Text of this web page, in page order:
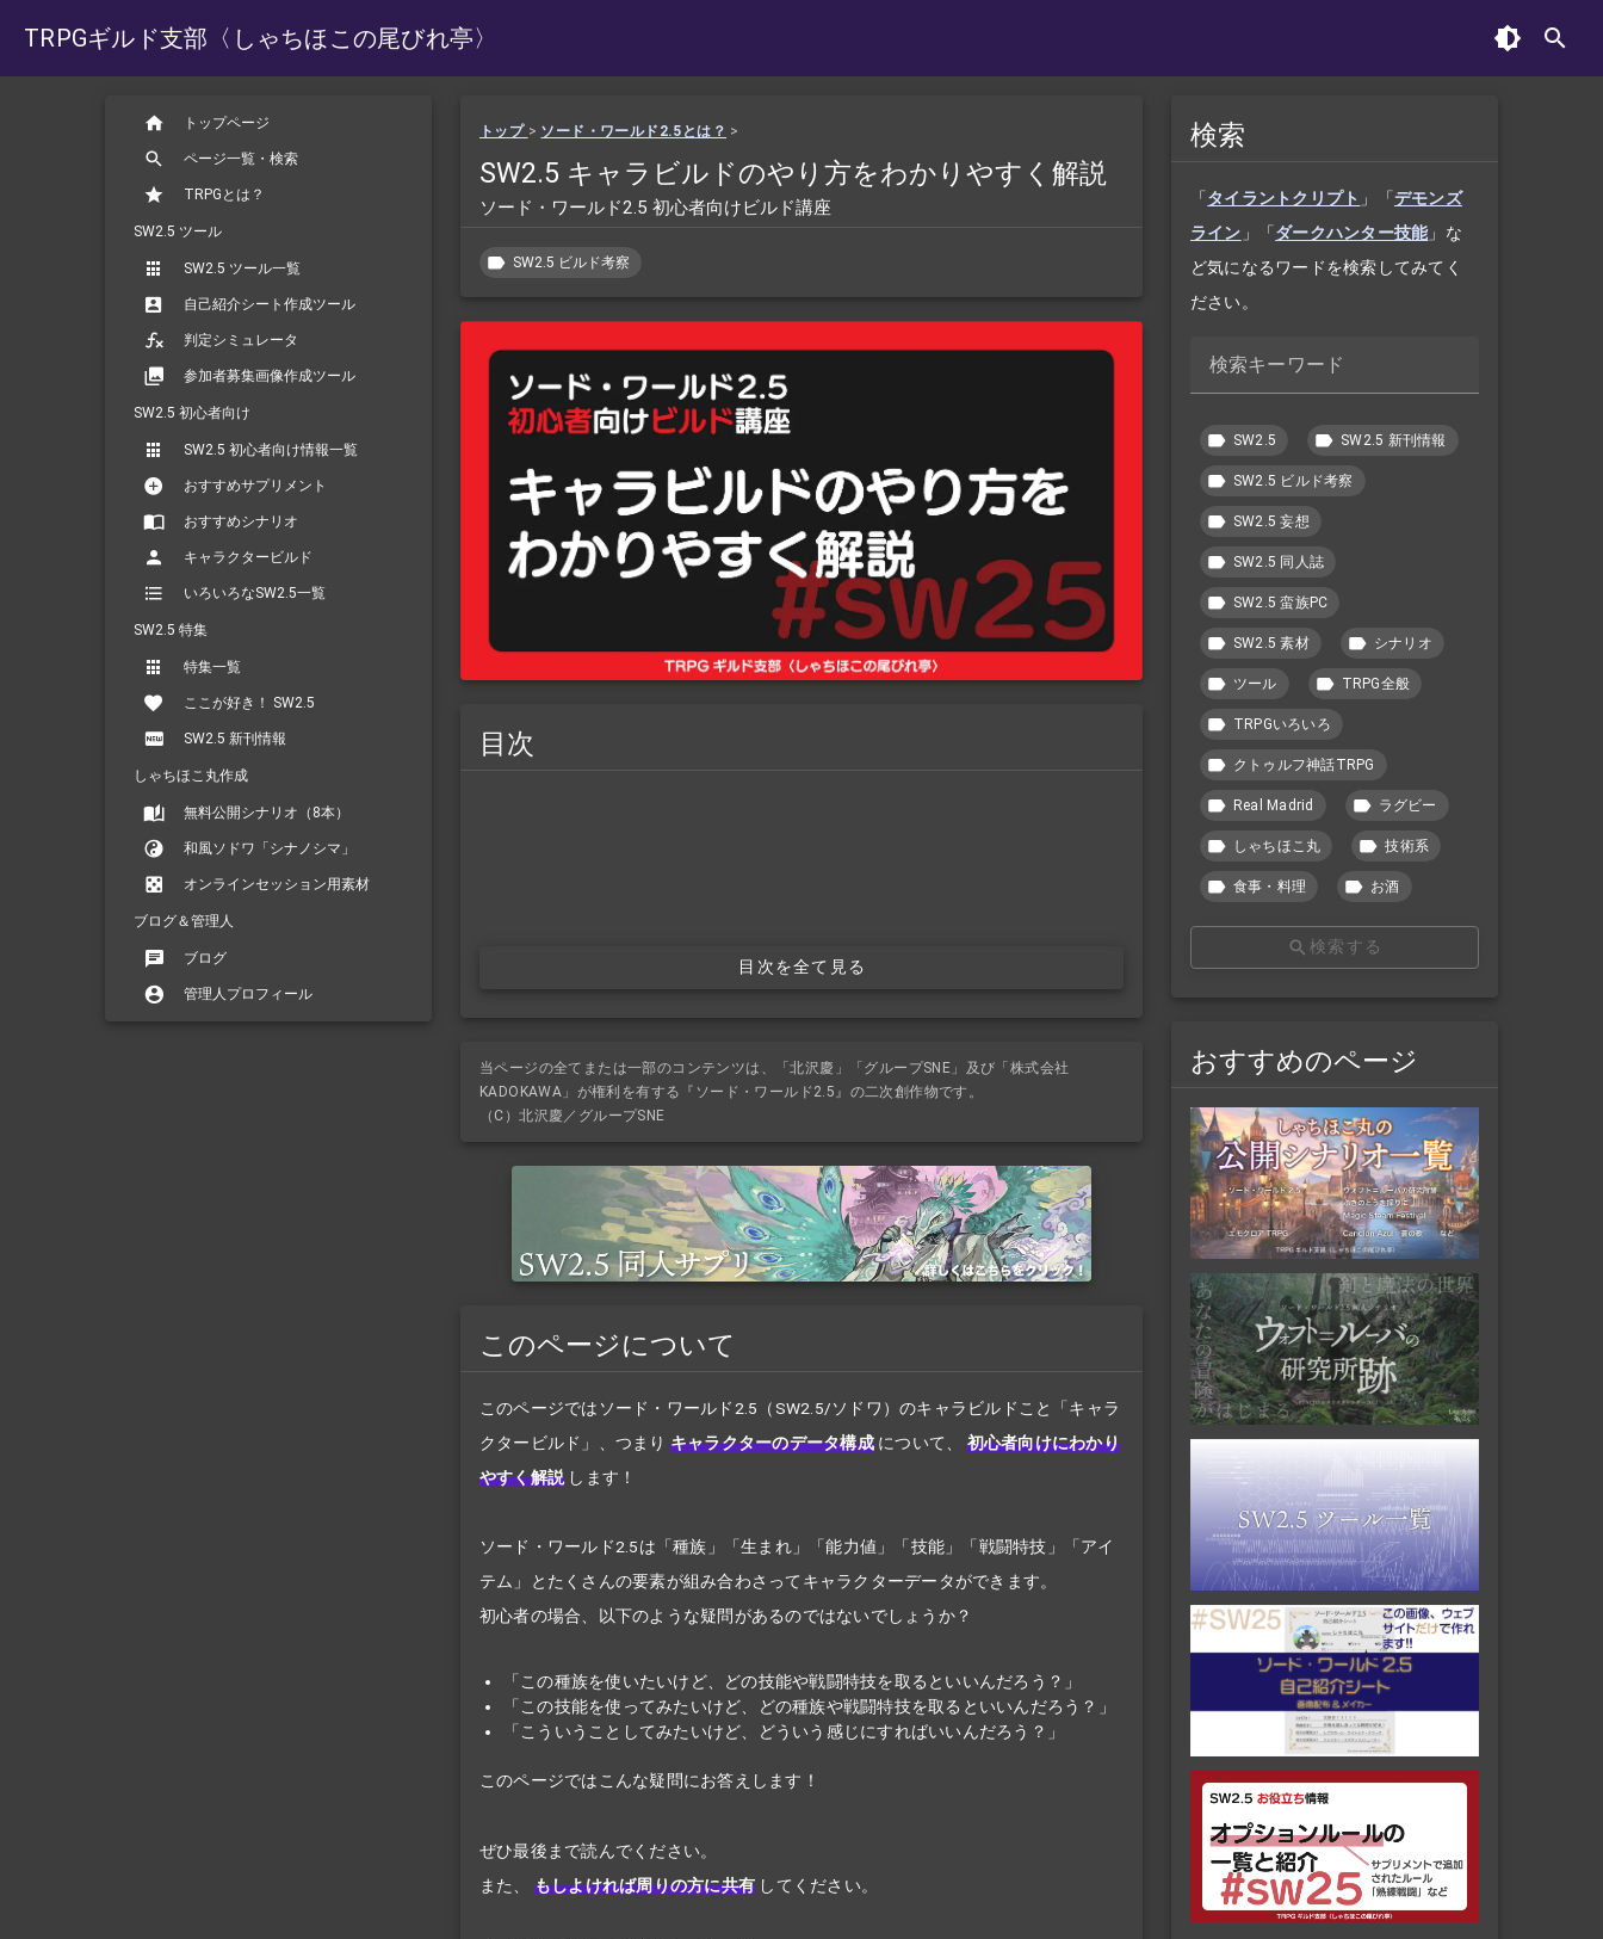
TRPGギルド支部 〈しゃちほこの尾びれ亭〉
トップページ
ページ一覧・検索
TRPGとは？
SW2.5 ツール
SW2.5 ツール一覧
自己紹介シート作成ツール
判定シミュレータ
参加者募集画像作成ツール
SW2.5 初心者向け
SW2.5 初心者向け情報一覧
おすすめサプリメント
おすすめシナリオ
キャラクタービルド
いろいろなSW2.5一覧
SW2.5 特集
特集一覧
ここが好き！ SW2.5
SW2.5 新刊情報
しゃちほこ丸作成
無料公開シナリオ（8本）
和風ソドワ「シナノシマ」
オンラインセッション用素材
ブログ＆管理人
ブログ
管理人プロフィール
トップ > ソード・ワールド2.5とは？ >
SW2.5 キャラビルドのやり方をわかりやすく解説
ソード・ワールド2.5 初心者向けビルド講座
SW2.5 ビルド考察
目次
目次を全て見る
当ページの全てまたは一部のコンテンツは、「北沢慶」「グループSNE」及び「株式会社
KADOKAWA」が権利を有する『ソード・ワールド2.5』の二次創作物です。
（C）北沢慶／グループSNE
このページについて
このページではソード・ワールド2.5（SW2.5/ソドワ）のキャラビルドこと「キャラ
クタービルド」、つまり キャラクターのデータ構成 について、
初心者向けにわかり
やすく解説 します！
ソード・ワールド2.5は「種族」「生まれ」「能力値」「技能」「戦闘特技」「アイ
テム」とたくさんの要素が組み合わさってキャラクターデータができます。
初心者の場合、以下のような疑問があるのではないでしょうか？
「この種族を使いたいけど、どの技能や戦闘特技を取るといいんだろう？」
「この技能を使ってみたいけど、どの種族や戦闘特技を取るといいんだろう？」
「こういうことしてみたいけど、どういう感じにすればいいんだろう？」
このページではこんな疑問にお答えします！
ぜひ最後まで読んでください。
また、
もしよければ周りの方に共有 してください。
検索
「 タイラントクリプト 」「 デモンズ
ライン 」「 ダークハンター技能」な
ど気になるワードを検索してみてく
ださい。
検索キーワード
SW2.5 SW2.5 新刊情報
SW2.5 ビルド考察
SW2.5 妄想
SW2.5 同人誌
SW2.5 蛮族PC
SW2.5 素材 シナリオ
ツール TRPG全般
TRPGいろいろ
クトゥルフ神話TRPG
Real Madrid ラグビー
しゃちほこ丸 技術系
食事・料理 お酒
検索する
おすすめのページ